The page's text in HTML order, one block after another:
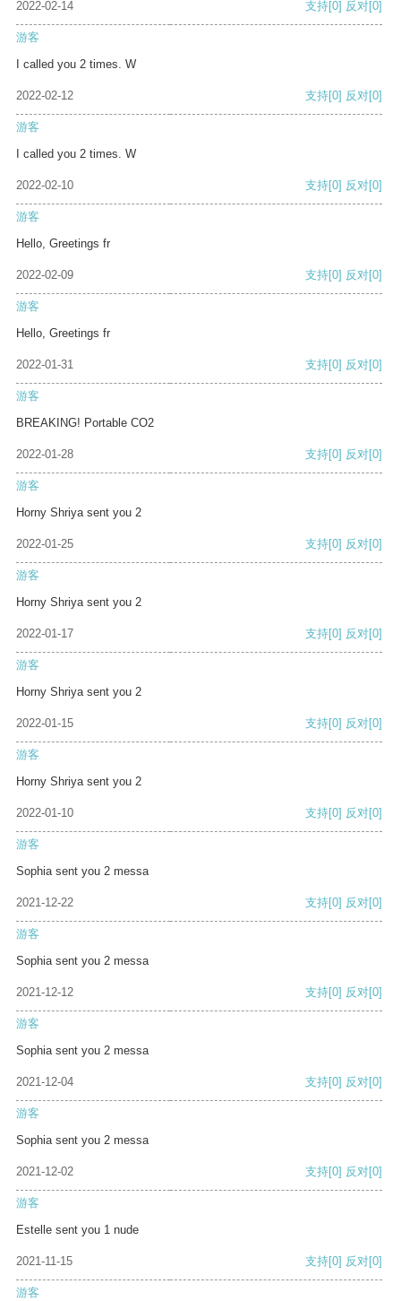
2022-02-14 支持[0] 反对[0]
游客
I called you 2 times. W
2022-02-12 支持[0] 反对[0]
游客
I called you 2 times. W
2022-02-10 支持[0] 反对[0]
游客
Hello, Greetings fr
2022-02-09 支持[0] 反对[0]
游客
Hello, Greetings fr
2022-01-31 支持[0] 反对[0]
游客
BREAKING! Portable CO2
2022-01-28 支持[0] 反对[0]
游客
Horny Shriya sent you 2
2022-01-25 支持[0] 反对[0]
游客
Horny Shriya sent you 2
2022-01-17 支持[0] 反对[0]
游客
Horny Shriya sent you 2
2022-01-15 支持[0] 反对[0]
游客
Horny Shriya sent you 2
2022-01-10 支持[0] 反对[0]
游客
Sophia sent you 2 messa
2021-12-22 支持[0] 反对[0]
游客
Sophia sent you 2 messa
2021-12-12 支持[0] 反对[0]
游客
Sophia sent you 2 messa
2021-12-04 支持[0] 反对[0]
游客
Sophia sent you 2 messa
2021-12-02 支持[0] 反对[0]
游客
Estelle sent you 1 nude
2021-11-15 支持[0] 反对[0]
游客